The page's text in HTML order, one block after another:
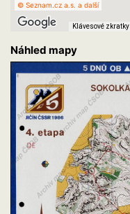
Klávesové zkratky
© Seznam.cz a.s. a další
Náhled mapy